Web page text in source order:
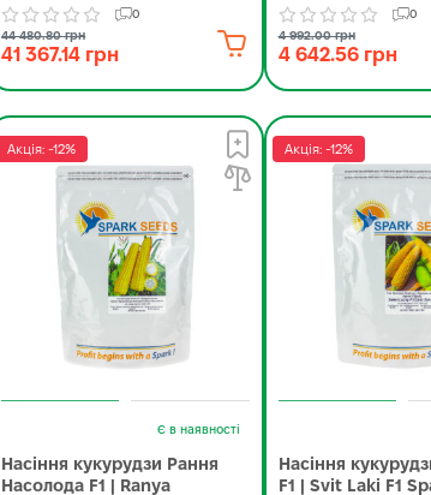
0
44 480.80 грн
41 367.14 грн
0
4 992.00 грн
4 642.56 грн
Акція: -12%
Є в наявності
Насіння кукурудзи Рання
Насолода F1 | Ranya
Акція: -12%
Насіння
F1 | Svit Laki F1